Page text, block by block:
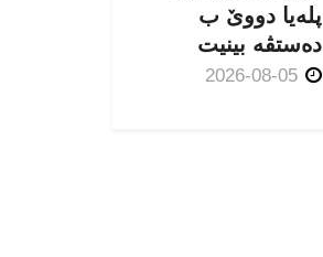
پلەیا دووێ ب
دەستڤە بینیت